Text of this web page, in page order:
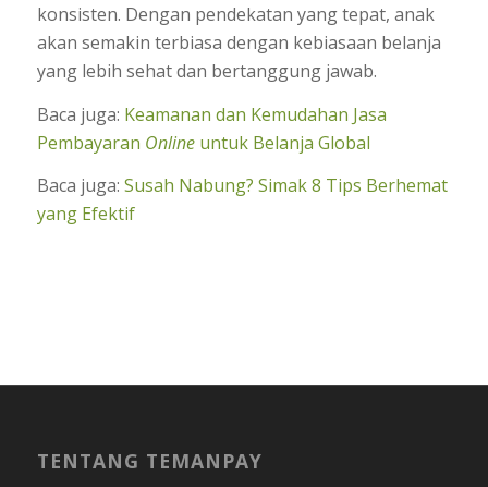
konsisten. Dengan pendekatan yang tepat, anak
akan semakin terbiasa dengan kebiasaan belanja
yang lebih sehat dan bertanggung jawab.
Baca juga: Keamanan dan Kemudahan Jasa
Pembayaran Online untuk Belanja Global
Baca juga: Susah Nabung? Simak 8 Tips Berhemat
yang Efektif
TENTANG TEMANPAY